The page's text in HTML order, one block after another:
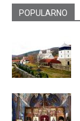
POPULARNO